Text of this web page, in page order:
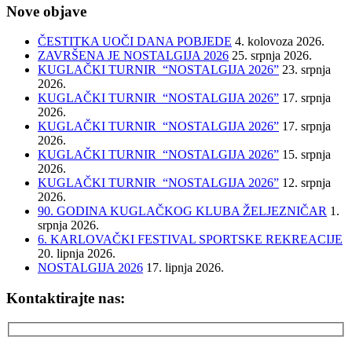
Nove objave
ČESTITKA UOČI DANA POBJEDE 4. kolovoza 2026.
ZAVRŠENA JE NOSTALGIJA 2026 25. srpnja 2026.
KUGLAČKI TURNIR “NOSTALGIJA 2026” 23. srpnja
2026.
KUGLAČKI TURNIR “NOSTALGIJA 2026” 17. srpnja
2026.
KUGLAČKI TURNIR “NOSTALGIJA 2026” 17. srpnja
2026.
KUGLAČKI TURNIR “NOSTALGIJA 2026” 15. srpnja
2026.
KUGLAČKI TURNIR “NOSTALGIJA 2026” 12. srpnja
2026.
90. GODINA KUGLAČKOG KLUBA ŽELJEZNIČAR 1.
srpnja 2026.
6. KARLOVAČKI FESTIVAL SPORTSKE REKREACIJE
20. lipnja 2026.
NOSTALGIJA 2026 17. lipnja 2026.
Kontaktirajte nas: